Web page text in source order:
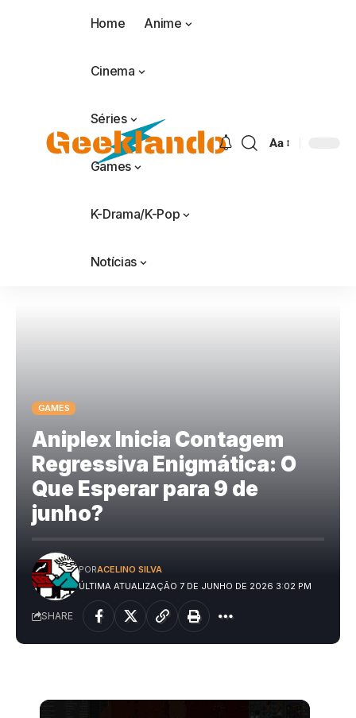
Home Anime
Cinema
Séries
Games
K-Drama/K-Pop
Notícias
Aa
GAMES
Aniplex Inicia Contagem
Regressiva Enigmática: O
Que Esperar para 9 de
junho?
ÚLTIMA ATUALIZAÇÃO 7 DE JUNHO DE 2026 3:02 PM
PORACELINO SILVA
SHARE